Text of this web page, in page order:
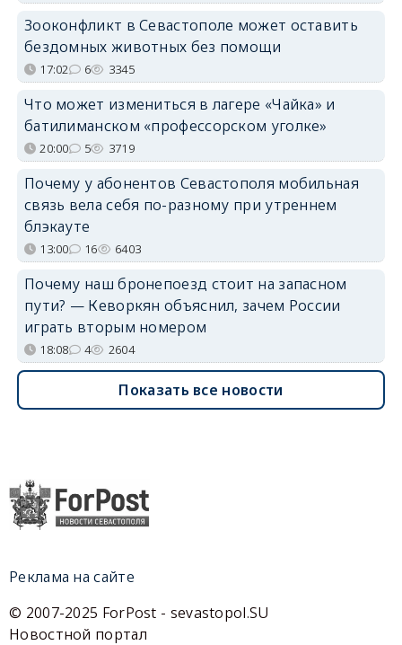
Зооконфликт в Севастополе может оставить
бездомных животных без помощи
17:02 6 3345
Что может измениться в лагере «Чайка» и
батилиманском «профессорском уголке»
20:00 5 3719
Почему у абонентов Севастополя мобильная
связь вела себя по-разному при утреннем
блэкауте
13:00 16 6403
Почему наш бронепоезд стоит на запасном
пути? — Кеворкян объяснил, зачем России
играть вторым номером
18:08 4 2604
Показать все новости
Реклама на сайте
© 2007-2025 ForPost - sevastopol.SU
Новостной портал